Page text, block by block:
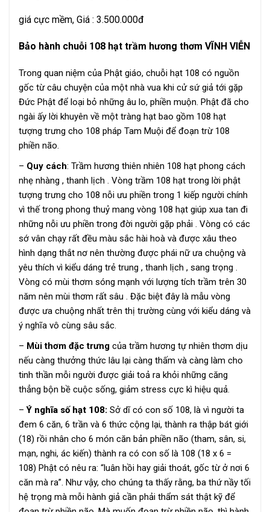
giá cực mềm, Giá : 3.500.000đ
Bảo hành chuỗi 108 hạt trầm hương thơm VĨNH VIỄN
Trong quan niệm của Phật giáo, chuỗi hạt 108 có nguồn
gốc từ câu chuyện của một nhà vua khi cử sứ giả tới gặp
Đức Phật để loại bỏ những âu lo, phiền muộn. Phật đã cho
ngài ấy lời khuyên về một tràng hạt bao gồm 108 hạt
tượng trưng cho 108 pháp Tam Muội để đoạn trừ 108
phiền não.
– Quy cách: Trầm hương thiên nhiên 108 hạt phong cách
nhẹ nhàng , thanh lịch . Vòng trầm 108 hạt trong lời phật
tượng trưng cho 108 nỗi ưu phiền trong 1 kiếp người chính
vì thế trong phong thuỷ mang vòng 108 hạt giúp xua tan đi
những nỗi ưu phiền trong đời người gặp phải . Vòng có các
sớ vân chạy rất đều màu sắc hài hoà và được xâu theo
hình dạng thắt nơ nên thường được phái nữ ưa chuộng và
yêu thích vì kiểu dáng trẻ trung , thanh lịch , sang trọng .
Vòng có mùi thơm sóng mạnh với lượng tích trầm trên 30
năm nên mùi thơm rất sâu . Đặc biệt đây là mẫu vòng
được ưa chuộng nhất trên thị trường cùng với kiểu dáng và
ý nghĩa vô cùng sâu sắc.
– Mùi thơm đặc trưng của trầm hương tự nhiên thơm dịu
nếu càng thưởng thức lâu lại càng thấm và càng làm cho
tinh thần mỗi người được giải toả ra khỏi những căng
thẳng bộn bề cuộc sống, giảm stress cực kì hiệu quả.
–Ý nghĩa số hạt 108: Sở dĩ có con số 108, là vì người ta
đem 6 căn, 6 trần và 6 thức cộng lại, thành ra thập bát giới
(18) rồi nhân cho 6 món căn bản phiền não (tham, sân, si,
mạn, nghi, ác kiến) thành ra có con số là 108 (18 x 6 =
108) Phật có nêu ra: “luân hồi hay giải thoát, gốc từ ở nơi 6
căn mà ra”. Như vậy, cho chúng ta thấy rằng, ba thứ nầy tối
hệ trọng mà mỗi hành giả cần phải thẩm sát thật kỹ để